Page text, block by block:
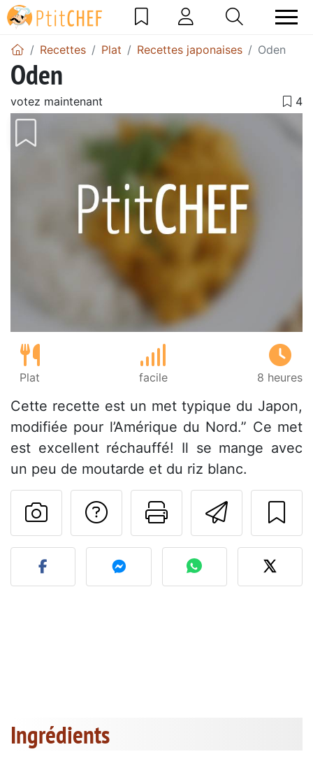
Recettes Plat Recettes japonaises Oden
Oden
votez maintenant
Plat facile 8 heures
Cette recette est un met typique du Japon,
modifiée pour l’Amérique du Nord.” Ce met
est excellent réchauffé! Il se mange avec
un peu de moutarde et du riz blanc.
Imprimer
Poser une
Publier votre photo de
Ingrédients